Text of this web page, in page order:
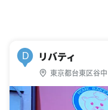
D リバティ
東京都台東区谷